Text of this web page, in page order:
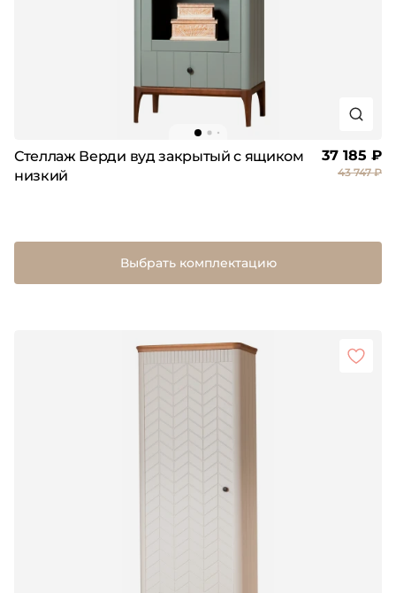
Стеллаж Верди вуд закрытый с ящиком
низкий
37 185 ₽
43 747 ₽
Выбрать комплектацию